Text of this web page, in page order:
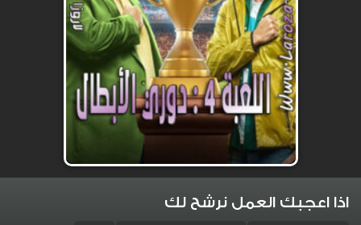
اذا اعجبك العمل نرشح لك